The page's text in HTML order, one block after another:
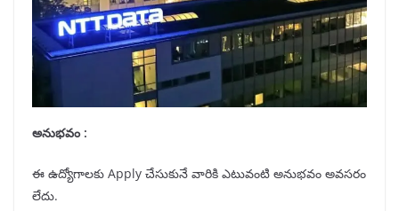
అనుభవం :
ఈ ఉద్యోగాలకు Apply చేసుకునే వారికి ఎటువంటి అనుభవం అవసరం
లేదు.